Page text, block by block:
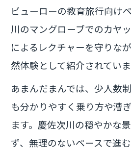
ビューローの教育旅行向け
川のマングローブでのカヤ
によるレクチャーを守りな
然体験として紹介されていま
あまんだまんでは、少人数
も分かりやすく乗り方や漕
ます。慶佐次川の穏やかな
ず、無理のないペースで進